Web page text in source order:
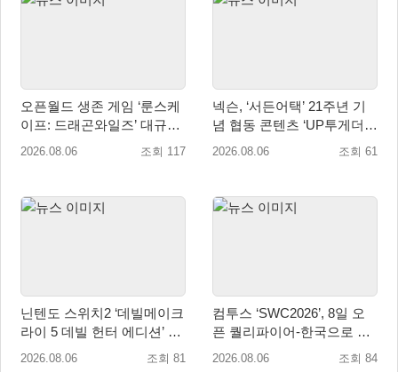
오픈월드 생존 게임 ‘룬스케
이프: 드래곤와일즈’ 대규모
유저 편의성 개선 및 사이드
2026.08.06 조회 117
넥슨, ‘서든어택’ 21주년 기
념 협동 콘텐츠 ‘UP투게더’
업데이트
2026.08.06 조회 61
닌텐도 스위치2 ‘데빌메이크
라이 5 데빌 헌터 에디션’ 패
키지 제품 8월 7일 예약판매
2026.08.06 조회 81
컴투스 ‘SWC2026’, 8일 오
픈 퀄리파이어-한국으로 시
즌 개막!
2026.08.06 조회 84